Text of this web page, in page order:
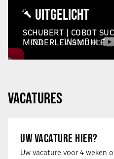
UITGELICHT
SCHUBERT | COBOT
MINDERLEINSMÜHLE
VACATURES
UW VACATURE HIER?